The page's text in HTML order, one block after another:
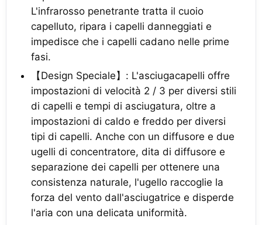
L'infrarosso penetrante tratta il cuoio
capelluto, ripara i capelli danneggiati e
impedisce che i capelli cadano nelle prime
fasi.
【Design Speciale】: L'asciugacapelli offre
impostazioni di velocità 2 / 3 per diversi stili
di capelli e tempi di asciugatura, oltre a
impostazioni di caldo e freddo per diversi
tipi di capelli. Anche con un diffusore e due
ugelli di concentratore, dita di diffusore e
separazione dei capelli per ottenere una
consistenza naturale, l'ugello raccoglie la
forza del vento dall'asciugatrice e disperde
l'aria con una delicata uniformità.